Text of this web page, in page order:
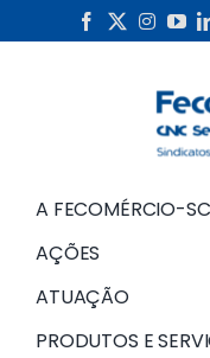
to
A FECOMÉRCIO-SC
AÇÕES
ATUAÇÃO
PRODUTOS E